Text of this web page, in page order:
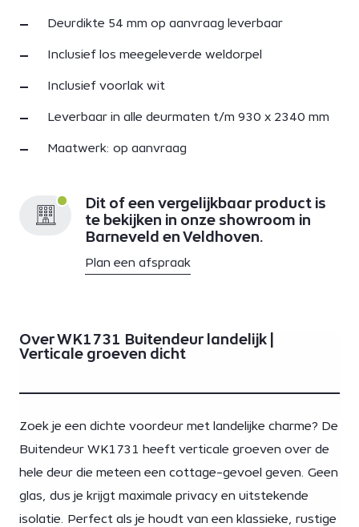
Deurdikte 54 mm op aanvraag leverbaar
Inclusief los meegeleverde weldorpel
Inclusief voorlak wit
Leverbaar in alle deurmaten t/m 930 x 2340 mm
Maatwerk: op aanvraag
Dit of een vergelijkbaar product is
te bekijken in onze showroom in
Barneveld en Veldhoven.
Plan een afspraak
Over WK1731 Buitendeur landelijk |
Verticale groeven dicht
Zoek je een dichte voordeur met landelijke charme? De
Buitendeur WK1731 heeft verticale groeven over de
hele deur die meteen een cottage-gevoel geven. Geen
glas, dus je krijgt maximale privacy en uitstekende
isolatie. Perfect als je houdt van een klassieke, rustige